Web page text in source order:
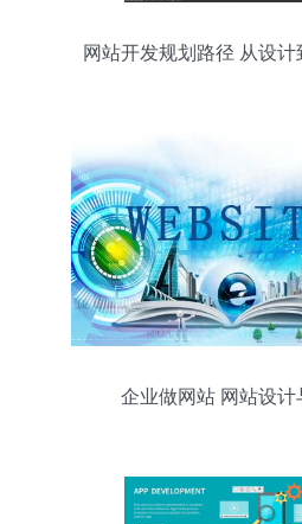
网站开发规划路径 从设
企业做网站 网站设计